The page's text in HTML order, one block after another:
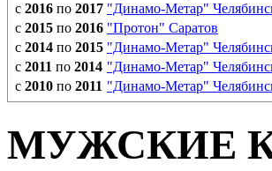
с 2016 по 2017 "Динамо-Метар"
с 2015 по 2016 "Протон" Саратов
с 2014 по 2015 "Динамо-Метар"
с 2011 по 2014 "Динамо-Метар"
с 2010 по 2011 "Динамо-Метар"
МУЖСКИЕ